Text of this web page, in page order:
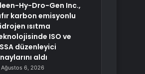
Hy-Dro-Gen Inc.,
karbon emisyonlu
ısıtma
ISO ve
düzenleyici
aldı
Ağustos 6, 2026